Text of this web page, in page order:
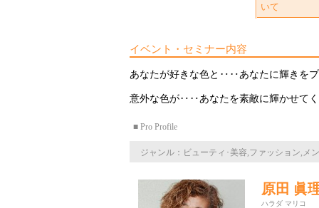
いて
イベント・セミナー内容
あなたが好きな色と‥‥あなたに輝きを
意外な色が‥‥あなたを素敵に輝かせて
■ Pro Profile
ジャンル：ビューティ･美容,ファッション,メ
原田 眞
ハラダ マリコ